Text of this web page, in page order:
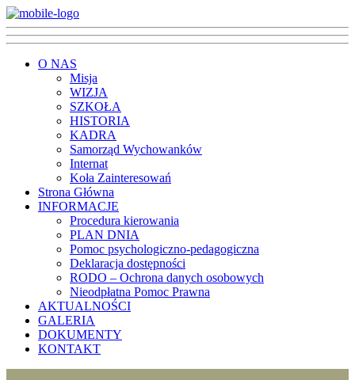
O NAS
Misja
WIZJA
SZKOŁA
HISTORIA
KADRA
Samorząd Wychowanków
Internat
Koła Zainteresowań
Strona Główna
INFORMACJE
Procedura kierowania
PLAN DNIA
Pomoc psychologiczno-pedagogiczna
Deklaracja dostępności
RODO – Ochrona danych osobowych
Nieodpłatna Pomoc Prawna
AKTUALNOŚCI
GALERIA
DOKUMENTY
KONTAKT